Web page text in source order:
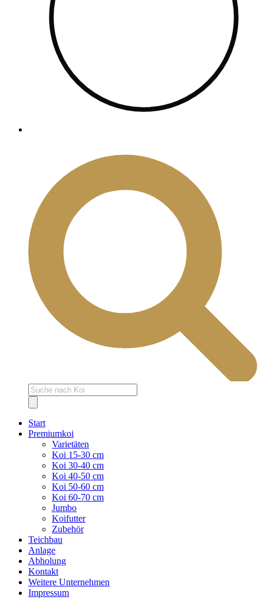
Products
search
Start
Premiumkoi
Varietäten
Koi 15-30 cm
Koi 30-40 cm
Koi 40-50 cm
Koi 50-60 cm
Koi 60-70 cm
Jumbo
Koifutter
Zubehör
Teichbau
Anlage
Abholung
Kontakt
Weitere Unternehmen
Impressum